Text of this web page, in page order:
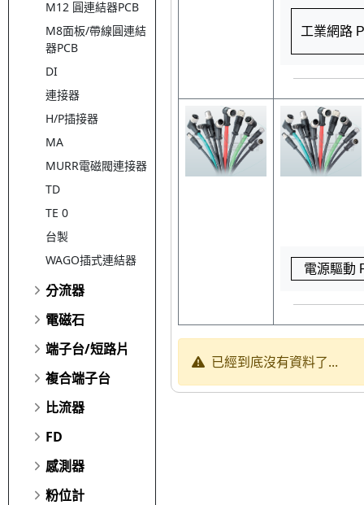
M12 圓連結器PCB
M8面板/帶線圓連結
器PCB
DI
連接器
H/P插接器
MA
MURR電磁閥連接器
TD
TE 0
台製
WAGO插式連結器
分流器
電磁石
端子台/短路片
複合端子台
比流器
FD
感測器
粉位計
工業網路
電源驅動
已經到底沒有資料了...